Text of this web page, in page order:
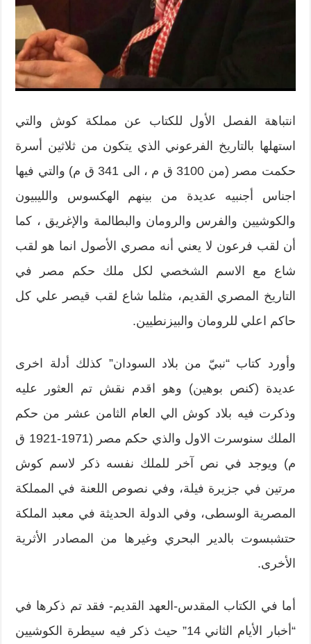
انتباهة الفصل الأول للكتاب عن مملكة كوش والتي
استهلها بالتاريخ الفرعوني الذي يتكون من ثلاثين أسرة
حكمت مصر (من 3100 ق م ، الى 341 ق م) والتي فيها
اجناس أجنبيه عديدة من بينهم الهكسوس والليبيون
والكوشيين والفرس والرومان والبطالمة والإغريق ، كما
أن لقب فرعون لا يعني أنه مصري الأصول انما هو لقب
شاع مع الاسم الشخصي لكل ملك حكم مصر في
التاريخ المصري القديم، مثلما شاع لقب قيصر علي كل
حاكم اعلي للرومان والبيزنطيين.
وأورد كتاب “نبيّ من بلاد السودان” كذلك أدلة اخرى
عديدة (كنص بوهين) وهو اقدم نقش تم العثور عليه
وذكرت فيه بلاد كوش الي العام الثامن عشر من حكم
الملك سنوسرت الاول والذي حكم مصر (1971-1921 ق
م) ويوجد في نص آخر للملك نفسه ذكر لاسم كوش
مرتين في جزيرة فيلة، وفي نصوص اللعنة في المملكة
المصرية الوسطى، وفي الدولة الحديثة في معبد الملكة
حتشبسوت بالدير البحري وغيرها من المصادر الأثرية
الأخرى.
أما في الكتاب المقدس-العهد القديم- فقد تم ذكرها في
“أخبار الأيام الثاني 14” حيث ذكر فيه سيطرة الكوشيين